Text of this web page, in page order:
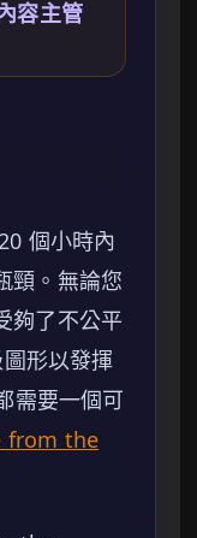
容主管
個小時內
頸。無論您
夠了不公平
形以發揮
需要一個可
from the